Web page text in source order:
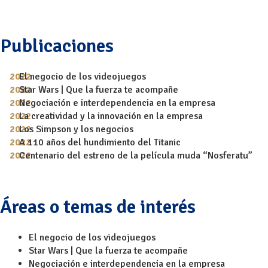
Publicaciones
El negocio de los videojuegos
Star Wars | Que la fuerza te acompañe
Negociación e interdependencia en la empresa
La creatividad y la innovación en la empresa
Los Simpson y los negocios
A 110 años del hundimiento del Titanic
Centenario del estreno de la película muda “Nosferatu”
Áreas o temas de interés
El negocio de los videojuegos
Star Wars | Que la fuerza te acompañe
Negociación e interdependencia en la empresa